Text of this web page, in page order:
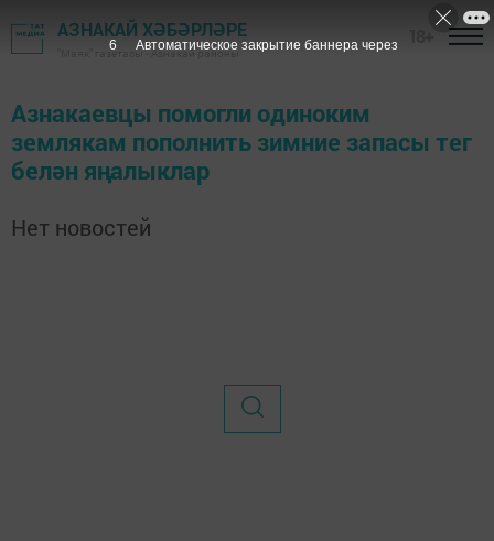
АЗНАКАЙ ХӘБӘРЛӘРЕ
"Маяк" газетасы - Азнакай районы
Азнакаевцы помогли одиноким
землякам пополнить зимние запасы тег
белән яңалыклар
Нет новостей
6 Автоматическое закрытие баннера через